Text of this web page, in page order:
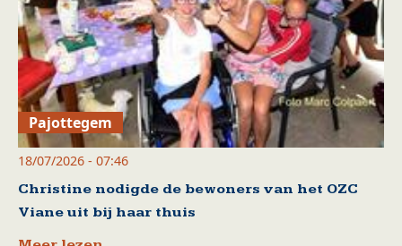
Pajottegem
18/07/2026 - 07:46
Christine nodigde de bewoners van het OZC
Viane uit bij haar thuis